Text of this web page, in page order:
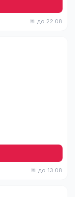
📅 до 22.08
📅 до 13.08